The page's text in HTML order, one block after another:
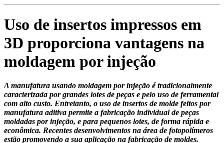
Uso de insertos impressos em
3D proporciona vantagens na
moldagem por injeção
A manufatura usando moldagem por injeção é tradicionalmente
caracterizada por grandes lotes de peças e pelo uso de ferramental
com alto custo. Entretanto, o uso de insertos de molde feitos por
manufatura aditiva permite a fabricação individual de peças
moldadas por injeção, e para pequenos lotes, de forma rápida e
econômica. Recentes desenvolvimentos na área de fotopolímeros
estão promovendo a sua aplicação na fabricação de moldes.